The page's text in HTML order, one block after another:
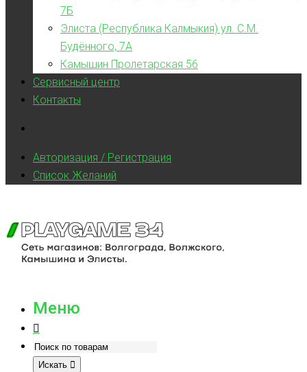
7Б
Элиста (Республика Калмыкия) ул. С.М.
Будённого, 7А
Камышин Пролетарская 56
Сервисный центр
Контакты
Авторизация / Регистрация
Список Желаний
Меню
Искать